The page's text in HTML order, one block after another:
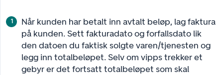
Når kunden har betalt inn avtalt beløp, lag faktura
på kunden. Sett fakturadato og forfallsdato lik
den datoen du faktisk solgte varen/tjenesten og
legg inn totalbeløpet. Selv om vipps trekker et
gebyr er det fortsatt totalbeløpet som skal